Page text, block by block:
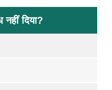
दिया?